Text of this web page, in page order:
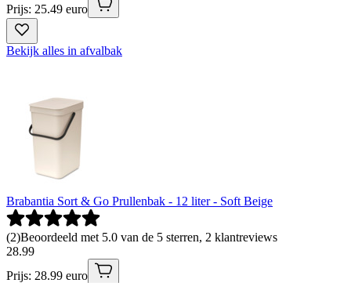
Prijs: 25.49 euro
Bekijk alles in afvalbak
Brabantia Sort & Go Prullenbak - 12 liter - Soft Beige
(2)Beoordeeld met 5.0 van de 5 sterren, 2 klantreviews
28.99
Prijs: 28.99 euro